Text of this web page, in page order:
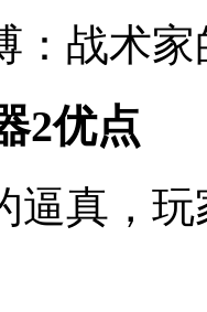
：战术
2优点
逼真，